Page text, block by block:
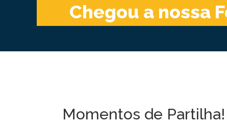
Chegou a nossa
Momentos de Partilha!